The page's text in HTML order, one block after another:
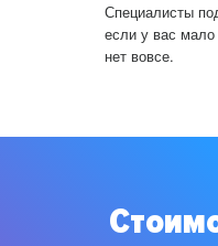
Специалисты
если у вас
нет вовсе.